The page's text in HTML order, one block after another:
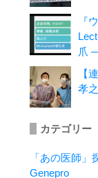
『
爪
【
孝
カテゴリー
「あの医師」
Genepro